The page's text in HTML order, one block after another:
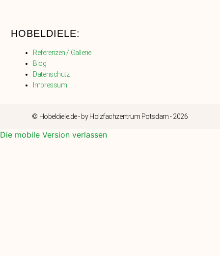
HOBELDIELE:
Referenzen / Gallerie
Blog
Datenschutz
Impressum
© Hobeldiele.de - by Holzfachzentrum Potsdam - 2026
Die mobile Version verlassen